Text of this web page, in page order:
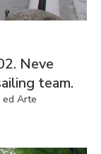
Neve
team.
ed Arte